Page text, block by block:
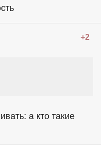
+2
а кто такие